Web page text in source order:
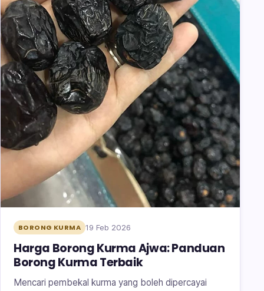
BORONG KURMA 19 Feb 2026
Harga Borong Kurma Ajwa: Panduan
Borong Kurma Terbaik
Mencari pembekal kurma yang boleh dipercayai